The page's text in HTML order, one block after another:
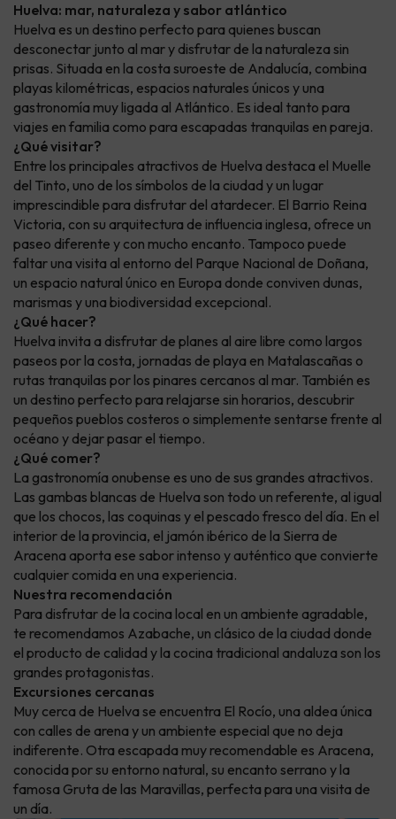
Huelva: mar, naturaleza y sabor atlántico
Huelva es un destino perfecto para quienes buscan
desconectar junto al mar y disfrutar de la naturaleza sin
prisas. Situada en la costa suroeste de Andalucía, combina
playas kilométricas, espacios naturales únicos y una
gastronomía muy ligada al Atlántico. Es ideal tanto para
viajes en familia como para escapadas tranquilas en pareja.
¿Qué visitar?
Entre los principales atractivos de Huelva destaca el Muelle
del Tinto, uno de los símbolos de la ciudad y un lugar
imprescindible para disfrutar del atardecer. El Barrio Reina
Victoria, con su arquitectura de influencia inglesa, ofrece un
paseo diferente y con mucho encanto. Tampoco puede
faltar una visita al entorno del Parque Nacional de Doñana,
un espacio natural único en Europa donde conviven dunas,
marismas y una biodiversidad excepcional.
¿Qué hacer?
Huelva invita a disfrutar de planes al aire libre como largos
paseos por la costa, jornadas de playa en Matalascañas o
rutas tranquilas por los pinares cercanos al mar. También es
un destino perfecto para relajarse sin horarios, descubrir
pequeños pueblos costeros o simplemente sentarse frente al
océano y dejar pasar el tiempo.
¿Qué comer?
La gastronomía onubense es uno de sus grandes atractivos.
Las gambas blancas de Huelva son todo un referente, al igual
que los chocos, las coquinas y el pescado fresco del día. En el
interior de la provincia, el jamón ibérico de la Sierra de
Aracena aporta ese sabor intenso y auténtico que convierte
cualquier comida en una experiencia.
Nuestra recomendación
Para disfrutar de la cocina local en un ambiente agradable,
te recomendamos Azabache, un clásico de la ciudad donde
el producto de calidad y la cocina tradicional andaluza son los
grandes protagonistas.
Excursiones cercanas
Muy cerca de Huelva se encuentra El Rocío, una aldea única
con calles de arena y un ambiente especial que no deja
indiferente. Otra escapada muy recomendable es Aracena,
conocida por su entorno natural, su encanto serrano y la
famosa Gruta de las Maravillas, perfecta para una visita de
un día.